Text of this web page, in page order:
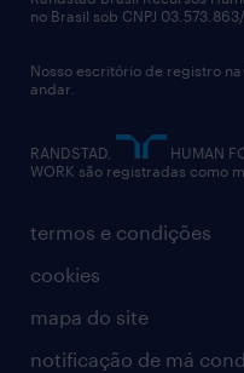
relatório anual
termos e condições
cookies
mapa do site
notificação de má
no Brasil sob CNPJ
Nosso escritório de registro
andar.
RANDSTAD,
HUMAN
WORK são registradas como